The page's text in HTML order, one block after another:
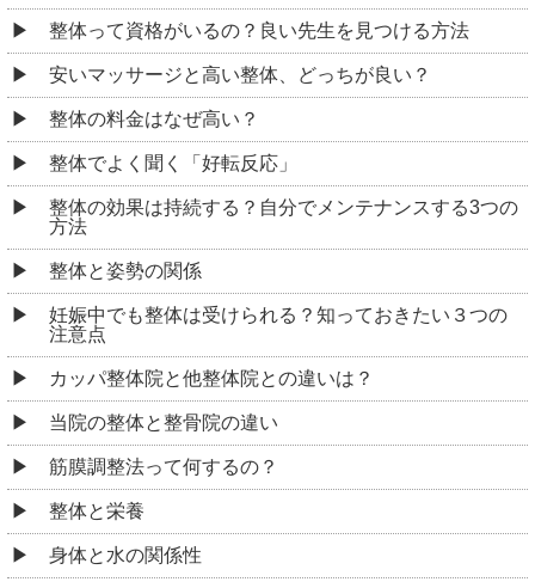
整体って資格がいるの？良い先生を見つける方法
安いマッサージと高い整体、どっちが良い？
整体の料金はなぜ高い？
整体でよく聞く「好転反応」
整体の効果は持続する？自分でメンテナンスする3つの
方法
整体と姿勢の関係
妊娠中でも整体は受けられる？知っておきたい３つの
注意点
カッパ整体院と他整体院との違いは？
当院の整体と整骨院の違い
筋膜調整法って何するの？
整体と栄養
身体と水の関係性